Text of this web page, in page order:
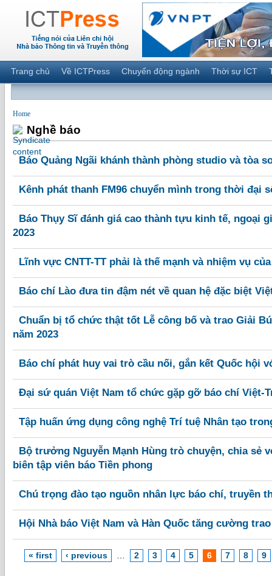
Trang chủ Về ICTPress Chuyển động ngành Thời sự ICT
Home
Nghề báo
Báo Quảng Ngãi khánh thành phòng studio và tòa
Kênh phát thanh FM96 chuyển mình trong thời đại
Báo Thụy Sĩ đánh giá cao thành tựu kinh tế, ngoại
2023
Lĩnh vực CNTT-TT phải là thế mạnh và nhiệm vụ
Báo chí Lào đưa tin đậm nét về quan hệ đặc biệt
Chuẩn bị tổ chức thật tốt Lễ công bố và trao Giải
năm 2023
Báo chí phát huy vai trò cầu nối, gắn kết Quốc hội
Đại sứ quán Việt Nam tổ chức gặp gỡ báo chí Việt-
Tập huấn ứng dụng công nghệ Trí tuệ Nhân tạo
Bộ trưởng Nguyễn Mạnh Hùng trò chuyện, chia sẻ
biên tập viên báo Tiền phong
Chú trọng đào tạo nguồn nhân lực báo chí, truyền
Hội Nhà báo Việt Nam và Hàn Quốc tăng cường
« first ‹ previous 2 3 4 5 6 7 8 9